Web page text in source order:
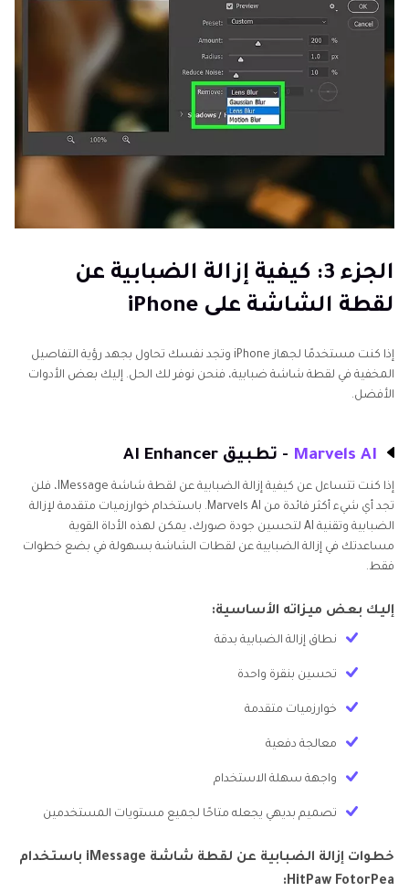
الجزء 3: كيفية إزالة الضبابية عن
لقطة الشاشة على iPhone
إذا كنت مستخدمًا لجهاز iPhone وتجد نفسك تحاول بجهد رؤية التفاصيل
المخفية في لقطة شاشة ضبابية، فنحن نوفر لك الحل. إليك بعض الأدوات
الأفضل.
Marvels AI - تطبيق AI Enhancer
إذا كنت تتساءل عن كيفية إزالة الضبابية عن لقطة شاشة IMessage، فلن
تجد أي شيء أكثر فائدة من Marvels AI. باستخدام خوارزميات متقدمة لإزالة
الضبابية وتقنية AI لتحسين جودة صورك، يمكن لهذه الأداة القوية
مساعدتك في إزالة الضبابية عن لقطات الشاشة بسهولة في بضع خطوات
فقط.
إليك بعض ميزاته الأساسية:
نطاق إزالة الضبابية بدقة
تحسين بنقرة واحدة
خوارزميات متقدمة
معالجة دفعية
واجهة سهلة الاستخدام
تصميم بديهي يجعله متاحًا لجميع مستويات المستخدمين
خطوات إزالة الضبابية عن لقطة شاشة iMessage باستخدام
HitPaw FotorPea: